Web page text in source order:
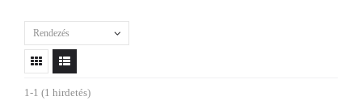
Rendezés
1-1 (1 hirdetés)